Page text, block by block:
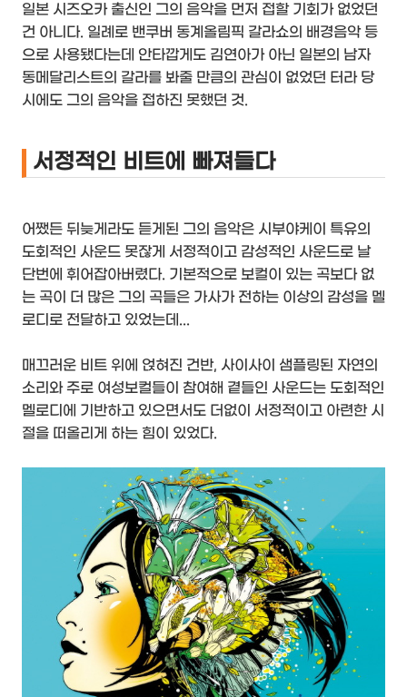
일본 시즈오카 출신인 그의 음악을 먼저 접할 기회가 없었던
건 아니다. 일례로 밴쿠버 동계올림픽 갈라쇼의 배경음악 등
으로 사용됐다는데 안타깝게도 김연아가 아닌 일본의 남자
동메달리스트의 갈라를 봐줄 만큼의 관심이 없었던 터라 당
시에도 그의 음악을 접하진 못했던 것.
서정적인 비트에 빠져들다
어쨌든 뒤늦게라도 듣게된 그의 음악은 시부야케이 특유의
도회적인 사운드 못잖게 서정적이고 감성적인 사운드로 날
단번에 휘어잡아버렸다. 기본적으로 보컬이 있는 곡보다 없
는 곡이 더 많은 그의 곡들은 가사가 전하는 이상의 감성을 멜
로디로 전달하고 있었는데...
매끄러운 비트 위에 얹혀진 건반, 사이사이 샘플링된 자연의
소리와 주로 여성보컬들이 참여해 곁들인 사운드는 도회적인
멜로디에 기반하고 있으면서도 더없이 서정적이고 아련한 시
절을 떠올리게 하는 힘이 있었다.